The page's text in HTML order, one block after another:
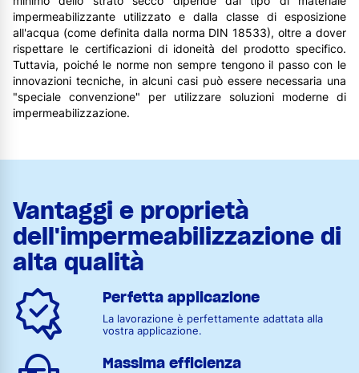
impermeabilizzante utilizzato e dalla classe di esposizione
all'acqua (come definita dalla norma DIN 18533), oltre a dover
rispettare le certificazioni di idoneità del prodotto specifico.
Tuttavia, poiché le norme non sempre tengono il passo con le
innovazioni tecniche, in alcuni casi può essere necessaria una
"speciale convenzione" per utilizzare soluzioni moderne di
impermeabilizzazione.
Vantaggi e proprietà
dell'impermeabilizzazione di
alta qualità
Perfetta applicazione
La lavorazione è perfettamente adattata alla
vostra applicazione.
Massima efficienza